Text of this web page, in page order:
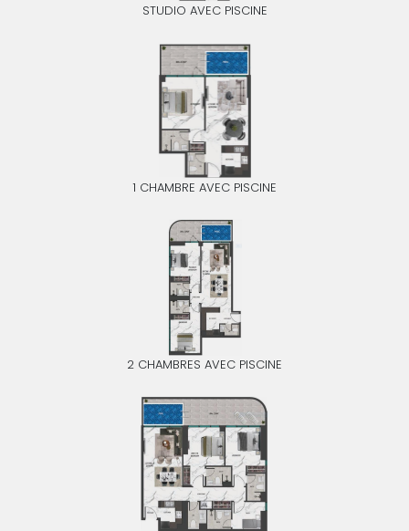
STUDIO AVEC PISCINE
1 CHAMBRE AVEC PISCINE
2 CHAMBRES AVEC PISCINE